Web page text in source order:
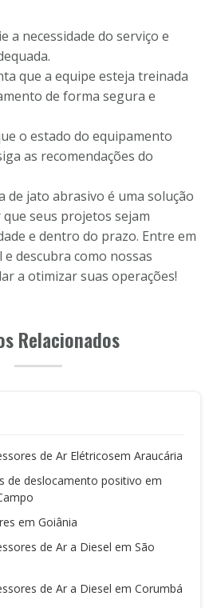
a necessidade do serviço e
que a equipe esteja treinada
de forma segura e
o estado do equipamento
as recomendações do
de jato abrasivo é uma solução
seus projetos sejam
e dentro do prazo. Entre em
descubra como nossas
a otimizar suas operações!
Relacionados
de Ar Elétricosem Araucária
de deslocamento positivo em
em Goiânia
de Ar a Diesel em São
de Ar a Diesel em Corumbá